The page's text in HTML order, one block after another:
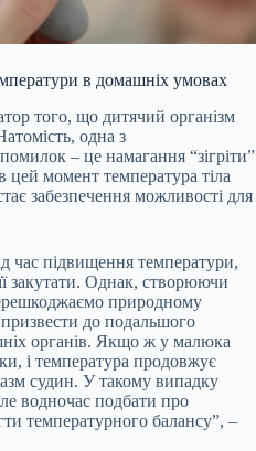
в домашніх умовах
того, що дитячий організм
одна з
– це намагання “зігріти”
цей момент температура тіла
забезпечення можливості для
час підвищення температури,
закутати. Однак, створюючи
природному
до подальшого
органів. Якщо ж у малюка
і температура продовжує
судин. У такому випадку
водночас подбати про
температурного балансу”, –